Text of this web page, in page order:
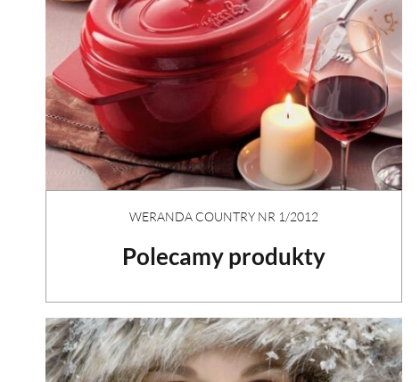
WERANDA COUNTRY NR 1/2012
Polecamy produkty